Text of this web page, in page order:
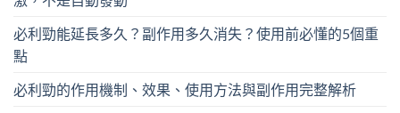
必利勁能延長多久？副作用多久消失？使用前必懂的5個重
點
必利勁的作用機制、效果、使用方法與副作用完整解析